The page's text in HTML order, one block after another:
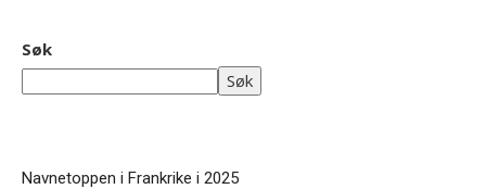
Søk
Søk
Navnetoppen i Frankrike i 2025